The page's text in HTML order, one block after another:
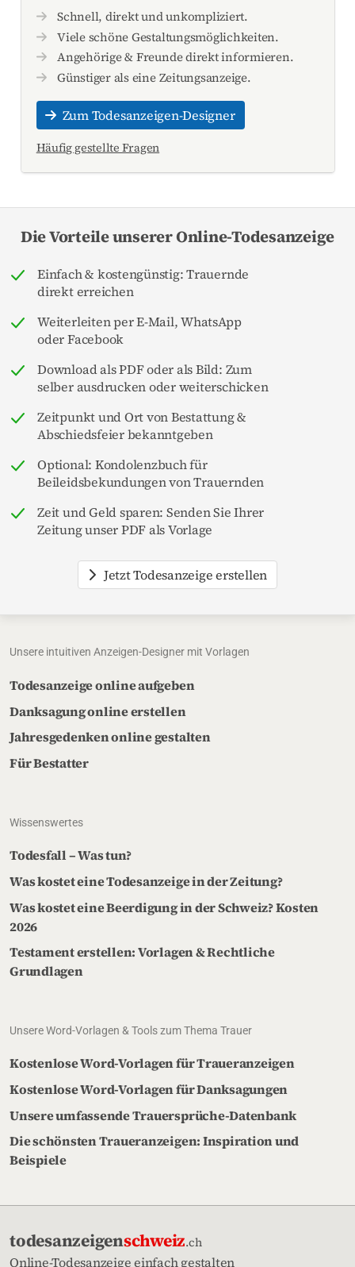
Schnell, direkt und unkompliziert.
Viele schöne Gestaltungsmöglichkeiten.
Angehörige & Freunde direkt informieren.
Günstiger als eine Zeitungsanzeige.
Zum Todesanzeigen-Designer
Häufig gestellte Fragen
Die Vorteile unserer Online-Todesanzeige
Einfach & kostengünstig: Trauernde
direkt erreichen
Weiterleiten per E-Mail, WhatsApp
oder Facebook
Download als PDF oder als Bild: Zum
selber ausdrucken oder weiterschicken
Zeitpunkt und Ort von Bestattung &
Abschiedsfeier bekanntgeben
Optional: Kondolenzbuch für
Beileidsbekundungen von Trauernden
Zeit und Geld sparen: Senden Sie Ihrer
Zeitung unser PDF als Vorlage
Jetzt Todesanzeige erstellen
Unsere intuitiven Anzeigen-Designer mit Vorlagen
Todesanzeige online aufgeben
Danksagung online erstellen
Jahresgedenken online gestalten
Für Bestatter
Wissenswertes
Todesfall – Was tun?
Was kostet eine Todesanzeige in der Zeitung?
Was kostet eine Beerdigung in der Schweiz? Kosten
2026
Testament erstellen: Vorlagen & Rechtliche
Grundlagen
Unsere Word-Vorlagen & Tools zum Thema Trauer
Kostenlose Word-Vorlagen für Traueranzeigen
Kostenlose Word-Vorlagen für Danksagungen
Unsere umfassende Trauersprüche-Datenbank
Die schönsten Traueranzeigen: Inspiration und
Beispiele
todesanzeigenschweiz.ch
Online-Todesanzeige einfach gestalten